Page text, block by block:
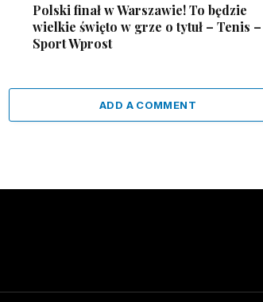
Polski finał w Warszawie! To będzie
wielkie święto w grze o tytuł – Tenis –
Sport Wprost
ADD A COMMENT